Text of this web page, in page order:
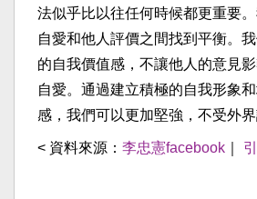
法似乎比以往任何時候都更重要
自愛和他人評價之間找到平衡。
的自我價值感，不讓他人的意見
自愛。通過建立積極的自我形象
感，我們可以更加堅強，不受外界
< 資料來源： 李忠憲facebook